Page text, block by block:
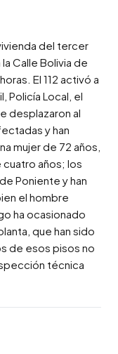
del tercer
Calle Bolivia de
El 112 activó a
Policía Local, el
desplazaron al
y han
mujer de 72 años,
cuatro años; los
Poniente y han
el hombre
ha ocasionado
que han sido
de esos pisos no
técnica